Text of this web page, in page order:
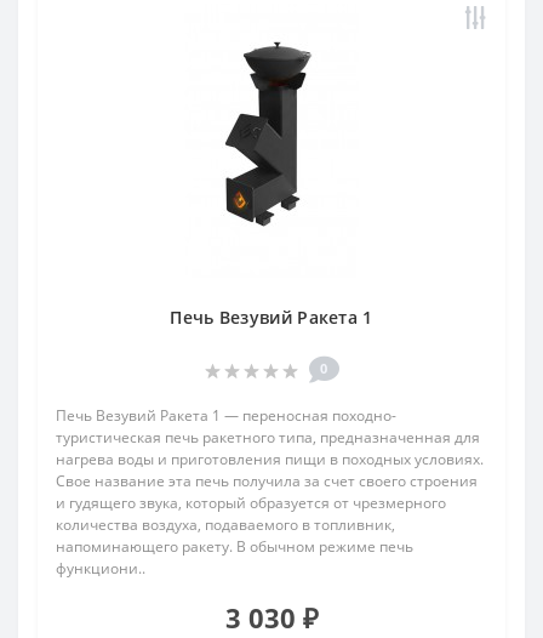
Печь Везувий Ракета 1
0
Печь Везувий Ракета 1 — переносная походно-
туристическая печь ракетного типа, предназначенная для
нагрева воды и приготовления пищи в походных условиях.
Свое название эта печь получила за счет своего строения
и гудящего звука, который образуется от чрезмерного
количества воздуха, подаваемого в топливник,
напоминающего ракету. В обычном режиме печь
функциони..
3 030 ₽